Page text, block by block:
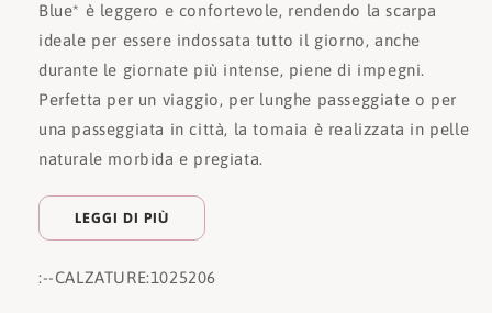
Blue* è leggero e confortevole, rendendo la scarpa
ideale per essere indossata tutto il giorno, anche
durante le giornate più intense, piene di impegni.
Perfetta per un viaggio, per lunghe passeggiate o per
una passeggiata in città, la tomaia è realizzata in pelle
naturale morbida e pregiata.
LEGGI DI PIÙ
:--CALZATURE:1025206